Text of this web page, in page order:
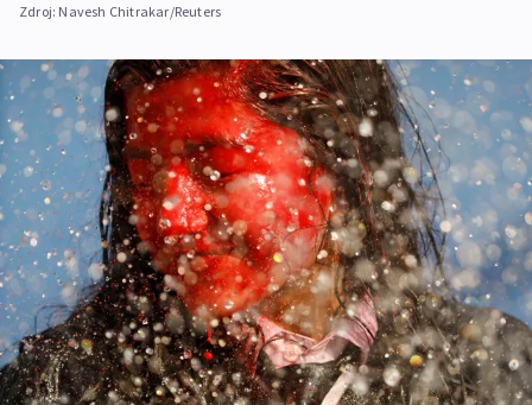
Zdroj: Navesh Chitrakar/Reuters